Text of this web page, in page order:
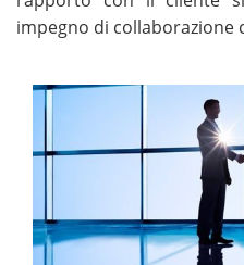
impegno di collaborazione